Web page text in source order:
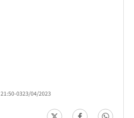
21:50-0323/04/2023